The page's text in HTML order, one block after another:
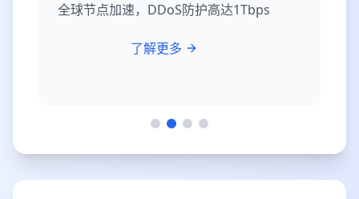
全球节点加速，DDoS防护高达1Tbps
了解更多